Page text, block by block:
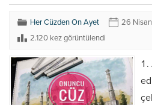
Her Cüzden On Ayet 26
2.120 kez görüntülendi